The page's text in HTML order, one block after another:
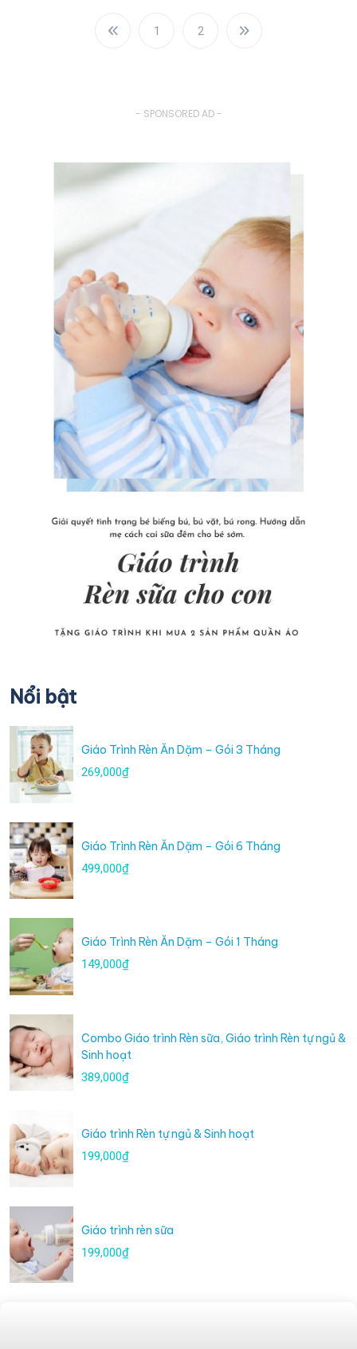
1 2
- SPONSORED AD -
Nổi bật
Giáo Trình Rèn Ăn Dặm – Gói 3 Tháng
269,000₫
Giáo Trình Rèn Ăn Dặm – Gói 6 Tháng
499,000₫
Giáo Trình Rèn Ăn Dặm – Gói 1 Tháng
149,000₫
Combo Giáo trình Rèn sữa, Giáo trình Rèn tự ngủ &
Sinh hoạt
389,000₫
Giáo trình Rèn tự ngủ & Sinh hoạt
199,000₫
Giáo trình rèn sữa
199,000₫